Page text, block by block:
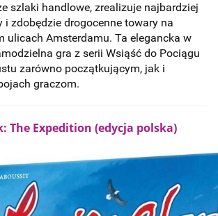
szlaki handlowe, zrealizuje najbardziej
i zdobędzie drogocenne towary na
ulicach Amsterdamu. Ta elegancka w
gra z serii Wsiąść do Pociągu
zarówno początkującym, jak i
graczom.
The Expedition (edycja polska)